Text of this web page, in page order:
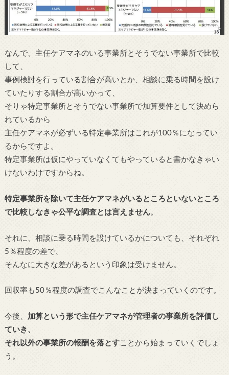
なんで、主任ケアマネのいる事業所とそうでない事業所で比較
して、
事例検討を行っている割合が高いとか、相談に乗る時間を設け
ていたりする割合が高いかって、
そりゃ特定事業所とそうでない事業所で加算要件として決めら
れているから
主任ケアマネが必ずいる特定事業所はこれが100％になってい
るからですよ。
特定事業所は仮にやっていなくてもやっていると書かなきゃい
けないわけですからね。
特定事業所を除いて主任ケアマネがいるところといないところ
で比較しなきゃ公平な調査とは言えません。
それに、相談に乗る時間を設けているかについても、それぞれ
5％程度の差で、
そんなに大きな差があるという印象は受けません。
回収率も50％程度の調査でこんなことが決まっていくのです。
今後、 加算という形で主任ケアマネが管理者の事業所を評価し
ていき、
それ以外の事業所の報酬を落とすことから始まっていくでしょ
う。